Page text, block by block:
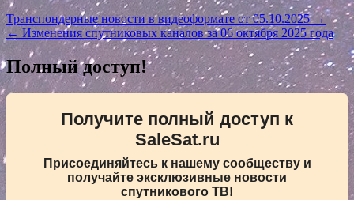
Навигация
по
записям
Транспондерные новости в видеоформате от 05.10.2025 →
← Изменения спутниковых каналов за 06 октября 2025 года
Полный доступ!
Получите полный доступ к
SaleSat.ru
Присоединяйтесь к нашему сообществу и
получайте эксклюзивные новости
спутникового ТВ!